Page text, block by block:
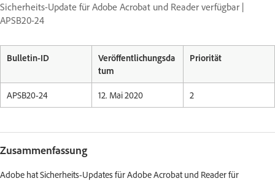
Sicherheits-Update für Adobe Acrobat und Reader verfügbar |
APSB20-24
Bulletin-ID
Veröffentlichungsda
tum
Priorität
APSB20-24 12. Mai 2020 2
Zusammenfassung
Adobe hat Sicherheits-Updates für Adobe Acrobat und Reader für